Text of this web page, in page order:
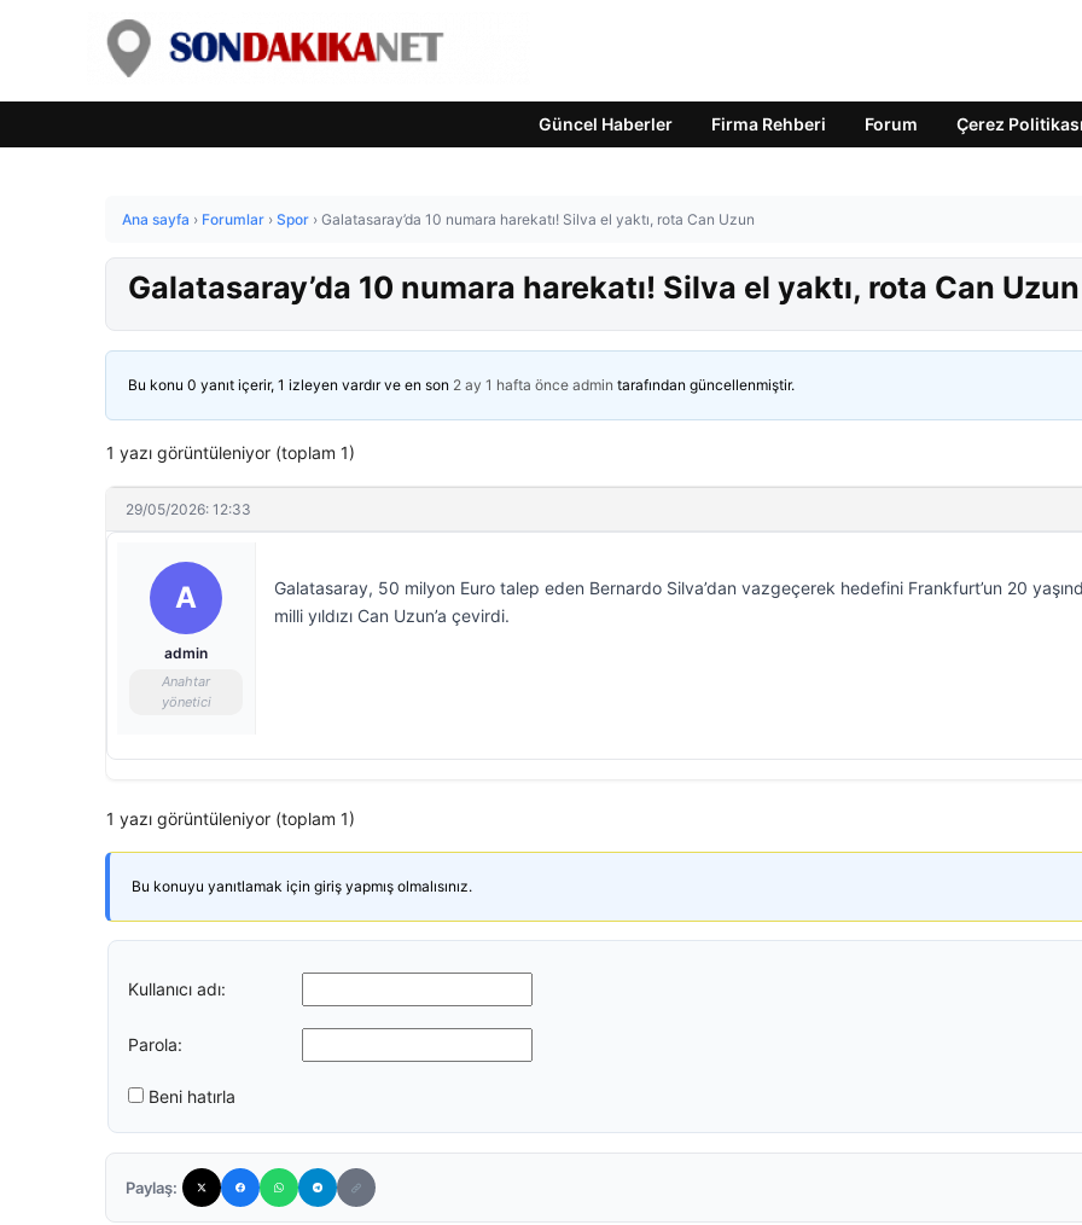
Güncel Haberler Firma Rehberi Forum Çerez Politikası
Ana sayfa › Forumlar › Spor › Galatasaray’da 10 numara harekatı! Silva el yaktı, rota Can Uzun
Galatasaray’da 10 numara harekatı! Silva el yaktı, rota Can Uzun
Bu konu 0 yanıt içerir, 1 izleyen vardır ve en son 2 ay 1 hafta önce admin tarafından güncellenmiştir.
1 yazı görüntüleniyor (toplam 1)
29/05/2026: 12:33
A
admin
Anahtar
yönetici
Galatasaray, 50 milyon Euro talep eden Bernardo Silva’dan vazgeçerek hedefini Frankfurt’un 20
milli yıldızı Can Uzun’a çevirdi.
1 yazı görüntüleniyor (toplam 1)
Bu konuyu yanıtlamak için giriş yapmış olmalısınız.
Kullanıcı adı:
Parola:
Beni hatırla
Paylaş: